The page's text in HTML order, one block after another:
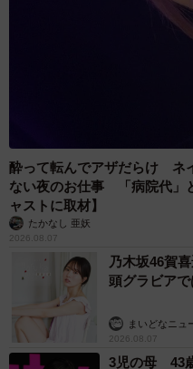
酔って転んでアザだらけ ネ
ない夜のお仕事 「病院代」
ャストに取材】
たかなし 亜妖
2026.08.07
乃木坂46賀
頭グラビア
まいどなニュ
2026.08.07
3児の母 43